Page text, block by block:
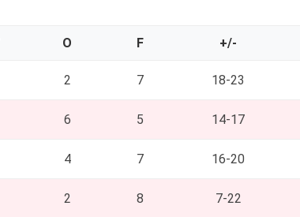
O F +/-
2 7 18-23
6 5 14-17
4 7 16-20
2 8 7-22